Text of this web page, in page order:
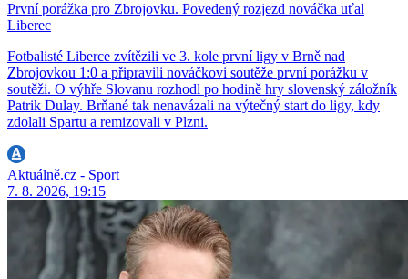
První porážka pro Zbrojovku. Povedený rozjezd nováčka uťal
Liberec
Fotbalisté Liberce zvítězili ve 3. kole první ligy v Brně nad
Zbrojovkou 1:0 a připravili nováčkovi soutěže první porážku v
soutěži. O výhře Slovanu rozhodl po hodině hry slovenský záložník
Patrik Dulay. Brňané tak nenavázali na výtečný start do ligy, kdy
zdolali Spartu a remizovali v Plzni.
Aktuálně.cz - Sport
7. 8. 2026, 19:15